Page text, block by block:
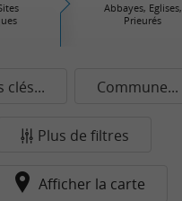
Abbayes, Eglises,
Prieurés
clés... Commune...
Plus de filtres
Afficher la carte